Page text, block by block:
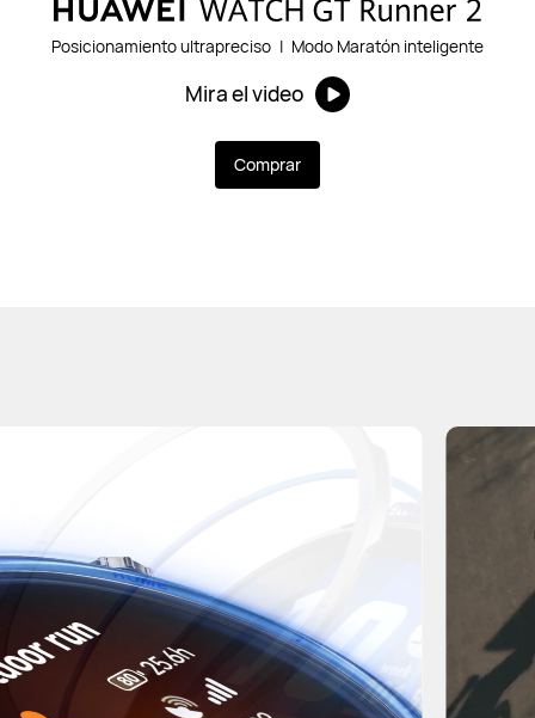
Posicionamiento ultrapreciso | Modo Maratón inteligente
Mira el video
Comprar